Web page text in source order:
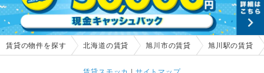
賃貸の物件を探す 北海道の賃貸 旭川市の賃貸 旭川駅の賃貸